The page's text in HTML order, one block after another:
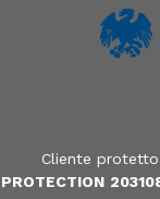
Cliente
PROTECTION